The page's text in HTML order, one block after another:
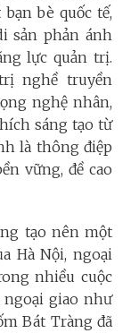
bè quốc tế,
sản phản ánh
lực quản trị.
nghề truyền
nghệ nhân,
sáng tạo từ
là thông điệp
vững, đề cao
tạo nên một
Hà Nội, ngoại
nhiều cuộc
ngoại giao như
Bát Tràng đã